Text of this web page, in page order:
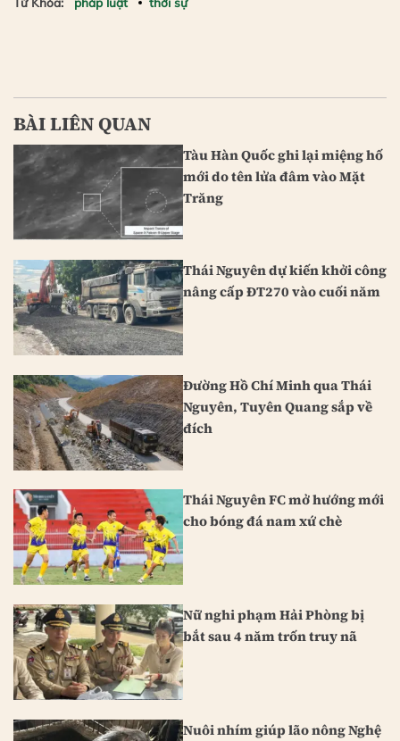
BÀI LIÊN QUAN
Tàu Hàn Quốc ghi lại miệng hố
mới do tên lửa đâm vào Mặt
Trăng
Thái Nguyên dự kiến khởi công
nâng cấp ĐT270 vào cuối năm
Đường Hồ Chí Minh qua Thái
Nguyên, Tuyên Quang sắp về
đích
Thái Nguyên FC mở hướng mới
cho bóng đá nam xứ chè
Nữ nghi phạm Hải Phòng bị
bắt sau 4 năm trốn truy nã
Nuôi nhím giúp lão nông Nghệ